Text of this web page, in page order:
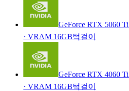
GeForce RTX 5060
· VRAM 16GB턱걸이
GeForce RTX 4060
· VRAM 16GB턱걸이